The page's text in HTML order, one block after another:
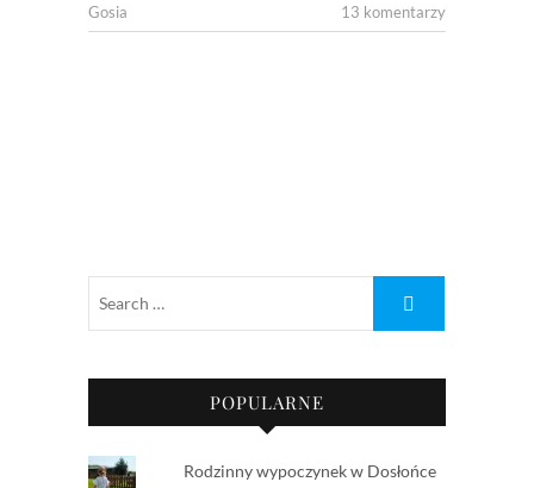
Gosia 13 komentarzy
POPULARNE
Rodzinny wypoczynek w Dosłońce